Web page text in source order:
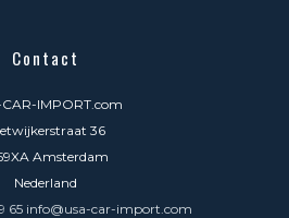
Contact
CAR-IMPORT.com
36
Amsterdam
Nederland
65 info@usa-car-import.com